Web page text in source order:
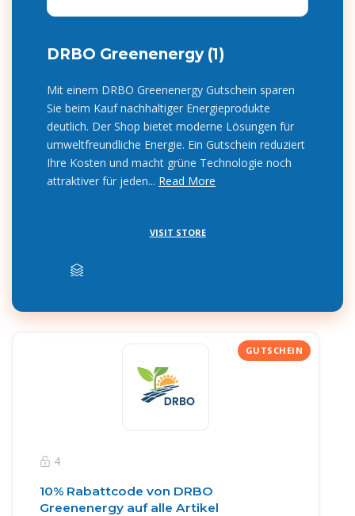
DRBO Greenenergy (1)
Mit einem DRBO Greenenergy Gutschein sparen
Sie beim Kauf nachhaltiger Energieprodukte
deutlich. Der Shop bietet moderne Lösungen für
umweltfreundliche Energie. Ein Gutschein reduziert
Ihre Kosten und macht grüne Technologie noch
attraktiver für jeden... Read More
VISIT STORE
4
10% Rabattcode von DRBO
Greenenergy auf alle Artikel